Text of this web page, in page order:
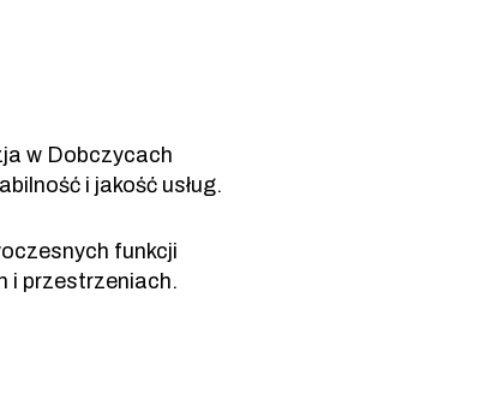
w Dobczycach
i jakość usług.
funkcji
i przestrzeniach.